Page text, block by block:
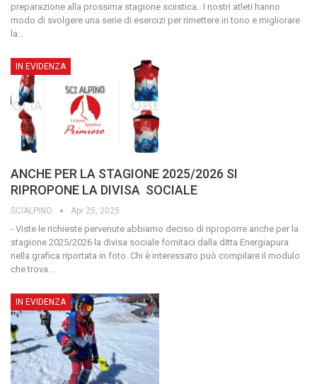
preparazione alla prossima stagione sciistica.. I nostri atleti hanno
modo di svolgere una serie di esercizi per rimettere in tono e migliorare
la…
IN EVIDENZA
ANCHE PER LA STAGIONE 2025/2026 SI
RIPROPONE LA DIVISA SOCIALE
SCIALPINO Apr 25, 2025
- Viste le richieste pervenute abbiamo deciso di riproporre anche per la
stagione 2025/2026 la divisa sociale fornitaci dalla ditta Energiapura
nella grafica riportata in foto. Chi è interessato può compilare il modulo
che trova…
IN EVIDENZA